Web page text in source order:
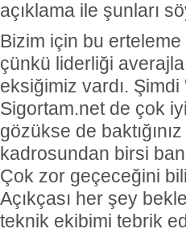
açıklama ile şunları
Bizim için bu erteleme
çünkü liderliği
eksiğimiz vardı.
Sigortam.net de çok
gözükse de
kadrosundan birsi
Çok zor geçeceğini
Açıkçası her şey
teknik ekibimi tebrik